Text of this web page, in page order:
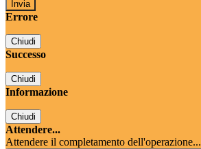
Errore
Chiudi
Successo
Chiudi
Informazione
Chiudi
Attendere...
Attendere il completamento dell'operazione...